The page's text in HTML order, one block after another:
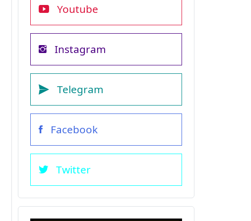
Youtube
Instagram
Telegram
Facebook
Twitter